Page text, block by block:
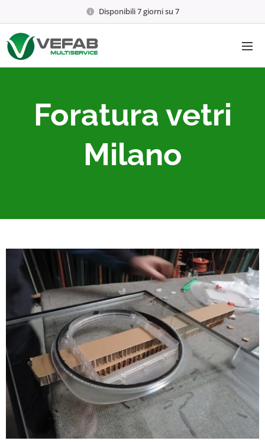
Disponibili 7 giorni su 7
Foratura vetri
Milano